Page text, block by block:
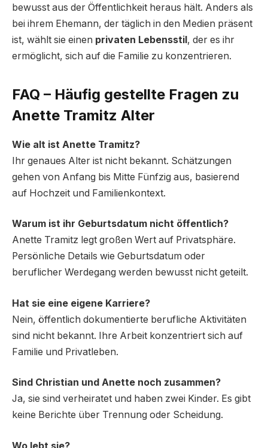
bewusst aus der Öffentlichkeit heraus hält. Anders als
bei ihrem Ehemann, der täglich in den Medien präsent
ist, wählt sie einen privaten Lebensstil , der es ihr
ermöglicht, sich auf die Familie zu konzentrieren.
FAQ – Häufig gestellte Fragen zu
Anette Tramitz Alter
Wie alt ist Anette Tramitz?
Ihr genaues Alter ist nicht bekannt. Schätzungen
gehen von Anfang bis Mitte Fünfzig aus, basierend
auf Hochzeit und Familienkontext.
Warum ist ihr Geburtsdatum nicht öffentlich?
Anette Tramitz legt großen Wert auf Privatsphäre.
Persönliche Details wie Geburtsdatum oder
beruflicher Werdegang werden bewusst nicht geteilt.
Hat sie eine eigene Karriere?
Nein, öffentlich dokumentierte berufliche Aktivitäten
sind nicht bekannt. Ihre Arbeit konzentriert sich auf
Familie und Privatleben.
Sind Christian und Anette noch zusammen?
Ja, sie sind verheiratet und haben zwei Kinder. Es gibt
keine Berichte über Trennung oder Scheidung.